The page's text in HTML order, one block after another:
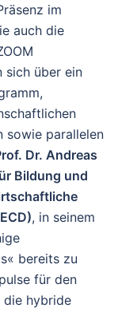
im
auch die
sich über ein
sowie parallelen
Dr. Andreas
Bildung und
, in seinem
bereits zu
für den
die hybride